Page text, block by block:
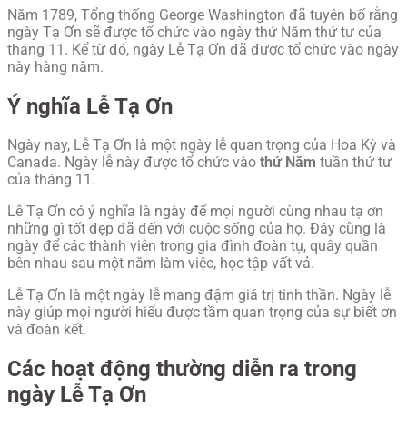
Năm 1789, Tổng thống George Washington đã tuyên bố rằng
ngày Tạ Ơn sẽ được tổ chức vào ngày thứ Năm thứ tư của
tháng 11. Kể từ đó, ngày Lễ Tạ Ơn đã được tổ chức vào ngày
này hàng năm.
Ý nghĩa Lễ Tạ Ơn
Ngày nay, Lễ Tạ Ơn là một ngày lễ quan trọng của Hoa Kỳ và
Canada. Ngày lễ này được tổ chức vào thứ Năm tuần thứ tư
của tháng 11.
Lễ Tạ Ơn có ý nghĩa là ngày để mọi người cùng nhau tạ ơn
những gì tốt đẹp đã đến với cuộc sống của họ. Đây cũng là
ngày để các thành viên trong gia đình đoàn tụ, quây quần
bên nhau sau một năm làm việc, học tập vất vả.
Lễ Tạ Ơn là một ngày lễ mang đậm giá trị tinh thần. Ngày lễ
này giúp mọi người hiểu được tầm quan trọng của sự biết ơn
và đoàn kết.
Các hoạt động thường diễn ra trong
ngày Lễ Tạ Ơn